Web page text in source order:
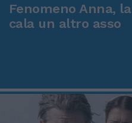
Fenomeno Anna,
cala un altro asso